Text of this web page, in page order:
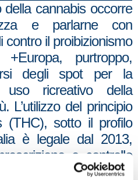
della cannabis occorre
e parlarne con
contro il proibizionismo
purtroppo,
degli spot per la
uso ricreativo della
L’utilizzo del principio
(THC), sotto il profilo
è legale dal 2013,
e controllo
la letteratura